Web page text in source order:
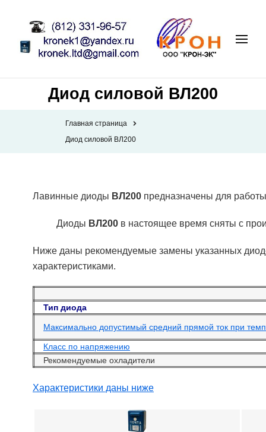
Диод силовой ВЛ200
Главная страница
Диод силовой ВЛ200
Лавинные диоды ВЛ200 предназначены для
Диоды ВЛ200 в настоящее время сняты с
Ниже даны рекомендуемые замены указанных
характеристиками.
Тип диода
Максимально допустимый средний прямой ток при
Класс по напряжению
Рекомендуемые охладители
Характеристики даны ниже